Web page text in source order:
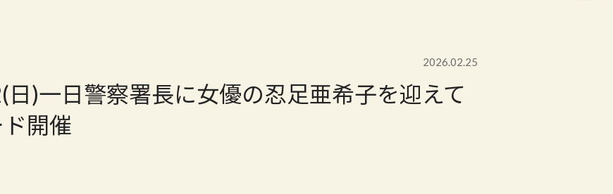
2026.02.25
日)一日警察署長に女優の忍足亜希子を迎えて
開催